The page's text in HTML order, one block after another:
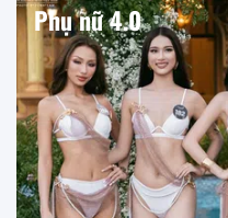
Phụ nữ 4.0